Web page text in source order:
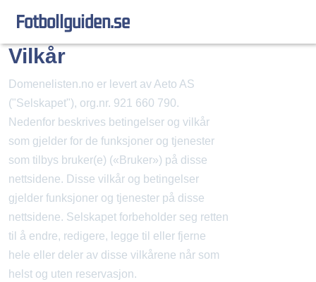
fotbollguiden.se
Vilkår
Domenelisten.no er levert av Aeto AS
("Selskapet"), org.nr. 921 660 790.
Nedenfor beskrives betingelser og vilkår
som gjelder for de funksjoner og tjenester
som tilbys bruker(e) («Bruker») på disse
nettsidene. Disse vilkår og betingelser
gjelder funksjoner og tjenester på disse
nettsidene. Selskapet forbeholder seg retten
til å endre, redigere, legge til eller fjerne
hele eller deler av disse vilkårene når som
helst og uten reservasjon.